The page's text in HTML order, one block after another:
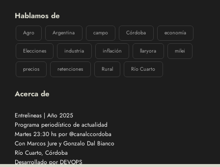
Hablamos de
Agro Argentina campo Córdoba economía
Elecciones industria inflación llaryora milei
precios retenciones Rural Río Cuarto
Acerca de
Entrelineas | Año 2025
Programa periodístico de actualidad
Martes 23:30 hs por @canalccordoba
Con Marcos Jure y Gonzalo Dal Bianco
Río Cuarto, Córdoba
Desarrollado porDEVOPS